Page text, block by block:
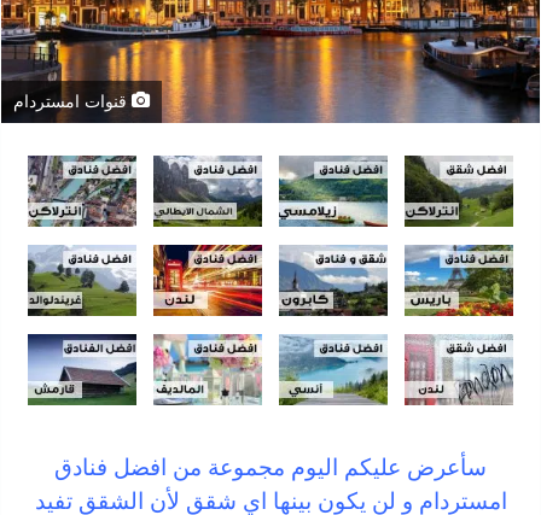
قنوات امستردام
سأعرض عليكم اليوم مجموعة من افضل فنادق
امستردام و لن يكون بينها اي شقق لأن الشقق تفيد